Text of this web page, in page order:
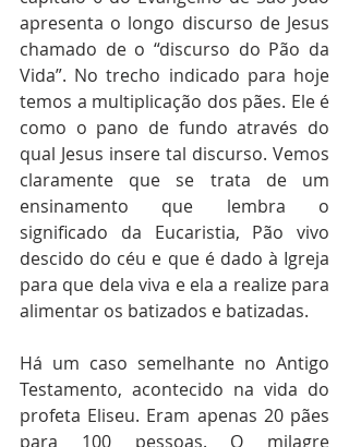
apresenta o longo discurso de Jesus
chamado de o “discurso do Pão da
Vida”. No trecho indicado para hoje
temos a multiplicação dos pães. Ele é
como o pano de fundo através do
qual Jesus insere tal discurso. Vemos
claramente que se trata de um
ensinamento que lembra o
significado da Eucaristia, Pão vivo
descido do céu e que é dado à Igreja
para que dela viva e ela a realize para
alimentar os batizados e batizadas.
Há um caso semelhante no Antigo
Testamento, acontecido na vida do
profeta Eliseu. Eram apenas 20 pães
para 100 pessoas. O milagre